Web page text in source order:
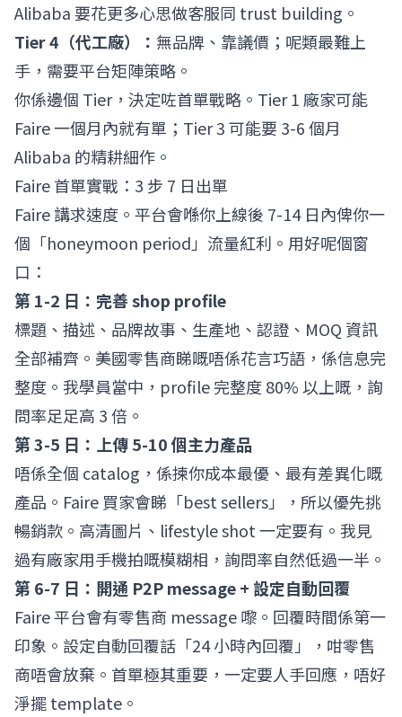
Alibaba 要花更多心思做客服同 trust building。
Tier 4（代工廠）： 無品牌、靠議價；呢類最難上
手，需要平台矩陣策略。
你係邊個 Tier，決定咗首單戰略。Tier 1 廠家可能
Faire 一個月內就有單；Tier 3 可能要 3-6 個月
Alibaba 的精耕細作。
Faire 首單實戰：3 步 7 日出單
Faire 講求速度。平台會喺你上線後 7-14 日內俾你一
個「honeymoon period」流量紅利。用好呢個窗
口：
第 1-2 日：完善 shop profile
標題、描述、品牌故事、生產地、認證、MOQ 資訊
全部補齊。美國零售商睇嘅唔係花言巧語，係信息完
整度。我學員當中，profile 完整度 80% 以上嘅，詢
問率足足高 3 倍。
第 3-5 日：上傳 5-10 個主力產品
唔係全個 catalog，係揀你成本最優、最有差異化嘅
產品。Faire 買家會睇「best sellers」，所以優先挑
暢銷款。高清圖片、lifestyle shot 一定要有。我見
過有廠家用手機拍嘅模糊相，詢問率自然低過一半。
第 6-7 日：開通 P2P message + 設定自動回覆
Faire 平台會有零售商 message 嚟。回覆時間係第一
印象。設定自動回覆話「24 小時內回覆」，咁零售
商唔會放棄。首單極其重要，一定要人手回應，唔好
淨擺 template。